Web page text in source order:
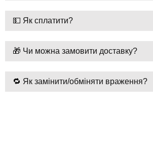
💵 Як сплатити?
🎁 Чи можна замовити доставку?
🔁 Як замінити/обміняти враження?